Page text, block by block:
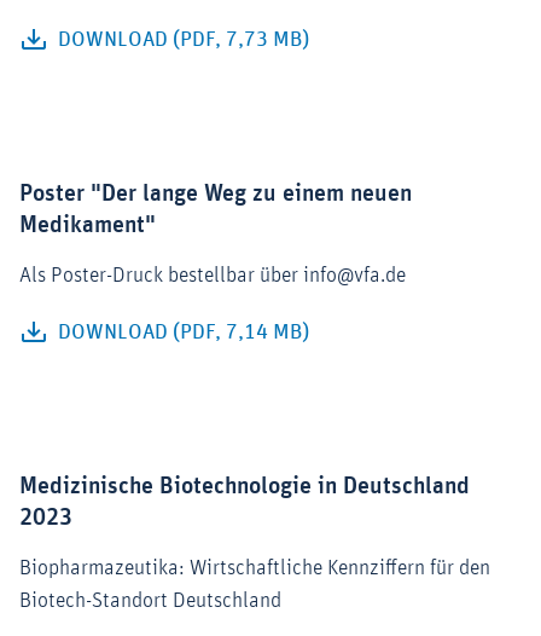
DOWNLOAD (PDF, 7,73 MB)
Poster "Der lange Weg zu einem neuen
Medikament"
Als Poster-Druck bestellbar über info@vfa.de
DOWNLOAD (PDF, 7,14 MB)
Medizinische Biotechnologie in Deutschland
2023
Biopharmazeutika: Wirtschaftliche Kennziffern für den
Biotech-Standort Deutschland